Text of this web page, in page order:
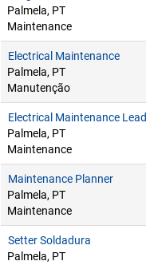
Palmela, PT
Maintenance
Electrical Maintenance
Palmela, PT
Manutenção
Electrical Maintenance
Palmela, PT
Maintenance
Maintenance Planner
Palmela, PT
Maintenance
Setter Soldadura
Palmela, PT